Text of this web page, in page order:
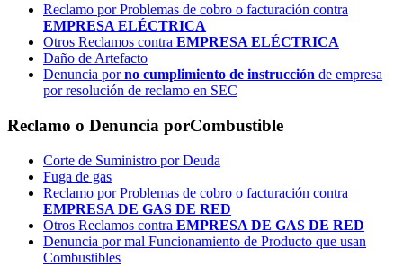
Reclamo por Problemas de cobro o facturación contra
EMPRESA ELÉCTRICA
Otros Reclamos contra EMPRESA ELÉCTRICA
Daño de Artefacto
Denuncia porno cumplimiento de instrucción de empresa
por resolución de reclamo en SEC
Reclamo o Denuncia porCombustible
Corte de Suministro por Deuda
Fuga de gas
Reclamo por Problemas de cobro o facturación contra
EMPRESA DE GAS DE RED
Otros Reclamos contra EMPRESA DE GAS DE RED
Denuncia por mal Funcionamiento de Producto que usan
Combustibles